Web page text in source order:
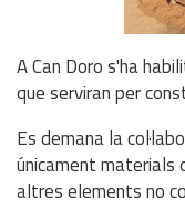
A Can Doro s'ha
que serviran per
Es demana la
únicament
altres elements no